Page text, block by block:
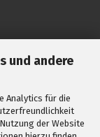
und andere
Analytics für die
der Website